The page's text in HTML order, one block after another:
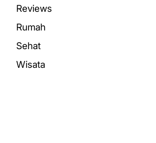
Reviews
Rumah
Sehat
Wisata